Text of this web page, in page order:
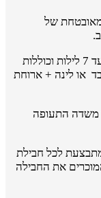
של
חבילות הנופש לניו יורק הינם לתקופות של 3 עד 7 לילות וכוללות
או לינה + ארוחת
משדה התעופה
מתבצעת לכל חבילת
את החבילה